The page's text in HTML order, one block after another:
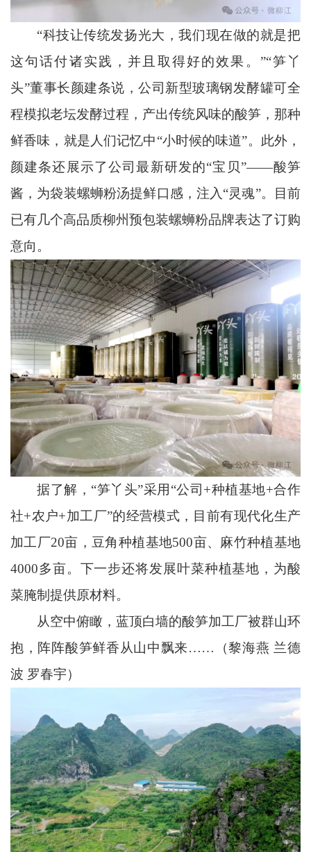
“科技让传统发扬光大，我们现在做的就是把
这句话付诸实践，并且取得好的效果。”“笋丫
头”董事长颜建条说，公司新型玻璃钢发酵罐可全
程模拟老坛发酵过程，产出传统风味的酸笋，那种
鲜香味，就是人们记忆中“小时候的味道”。此外，
颜建条还展示了公司最新研发的“宝贝”——酸笋
酱，为袋装螺蛳粉汤提鲜口感，注入“灵魂”。目前
已有几个高品质柳州预包装螺蛳粉品牌表达了订购
意向。
据了解，“笋丫头”采用“公司+种植基地+合作
社+农户+加工厂”的经营模式，目前有现代化生产
加工厂20亩，豆角种植基地500亩、麻竹种植基地
4000多亩。下一步还将发展叶菜种植基地，为酸
菜腌制提供原材料。
从空中俯瞰，蓝顶白墙的酸笋加工厂被群山环
抱，阵阵酸笋鲜香从山中飘来……（黎海燕 兰德
波 罗春宇）